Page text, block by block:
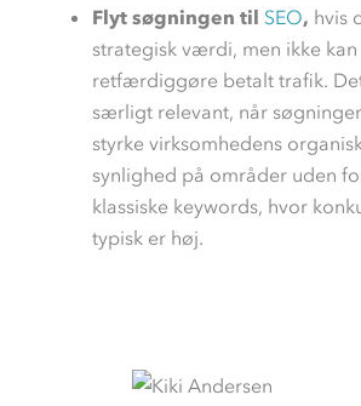
Flyt søgningen til SEO, hvis
strategisk værdi, men ikke kan
retfærdiggøre betalt trafik.
særligt relevant, når
styrke virksomhedens
synlighed på områder uden
klassiske keywords, hvor
typisk er høj.